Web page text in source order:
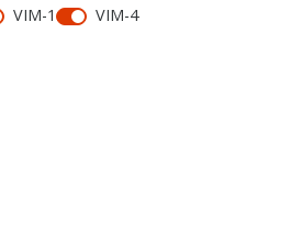
VIM-1
VIM-4